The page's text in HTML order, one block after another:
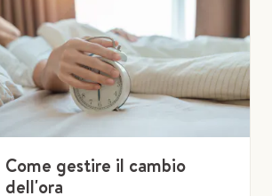
Come gestire il cambio
dell'ora